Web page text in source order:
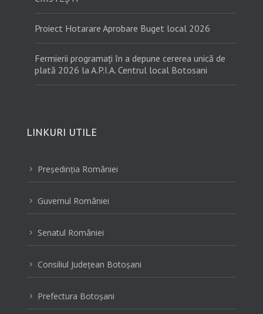
Proiect Hotarare Aprobare Buget local 2026
Fermierii programați în a depune cererea unică de
plată 2026 la A.P.I.A. Centrul local Botosani
LINKURI UTILE
5 Preşedinţia României
5 Guvernul României
5 Senatul României
5 Consiliul Judeţean Botoşani
5 Prefectura Botoşani